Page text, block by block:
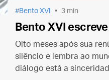
Bento XVI 3 min
Bento XVI
Oito meses após sua
silêncio e lembra ao
diálogo está a